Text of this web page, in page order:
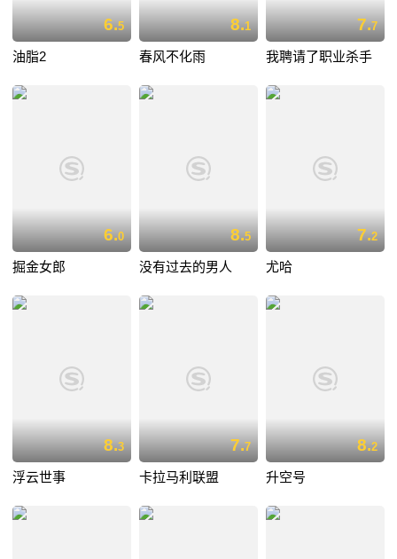
6.5
油脂2
8.1
春风不化雨
7.7
我聘请了职业杀手
6.0
掘金女郎
8.5
没有过去的男人
7.2
尤哈
8.3
浮云世事
7.7
卡拉马利联盟
8.2
升空号